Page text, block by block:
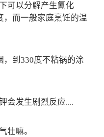
可以分解产生氰化
，而一般家庭烹饪的温
，到330度不粘锅的涂
会发生剧烈反应....
壮嘛。